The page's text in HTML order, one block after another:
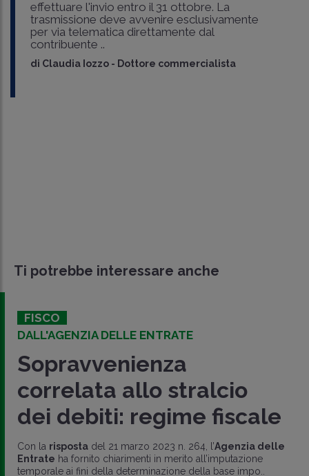
effettuare l'invio entro il 31 ottobre. La
trasmissione deve avvenire esclusivamente
per via telematica direttamente dal
contribuente ..
di Claudia Iozzo - Dottore commercialista
Ti potrebbe interessare anche
FISCO
DALL'AGENZIA DELLE ENTRATE
Sopravvenienza
correlata allo stralcio
dei debiti: regime fiscale
Con la risposta del 21 marzo 2023 n. 264, l’Agenzia delle
Entrate ha fornito chiarimenti in merito all’imputazione
temporale ai fini della determinazione della base impo..